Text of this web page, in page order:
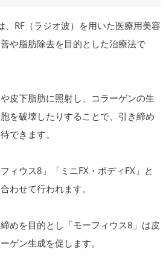
RF（ラジオ波）を用いた医療用美容
や脂肪除去を目的とした治療法で
皮下脂肪に照射し、コラーゲンの生
を破壊したりすることで、引き締め
できます。
ィウス8」「ミニFX・ボディFX」と
わせて行われます。
めを目的とし「モーフィウス8」は皮
ゲン生成を促します。